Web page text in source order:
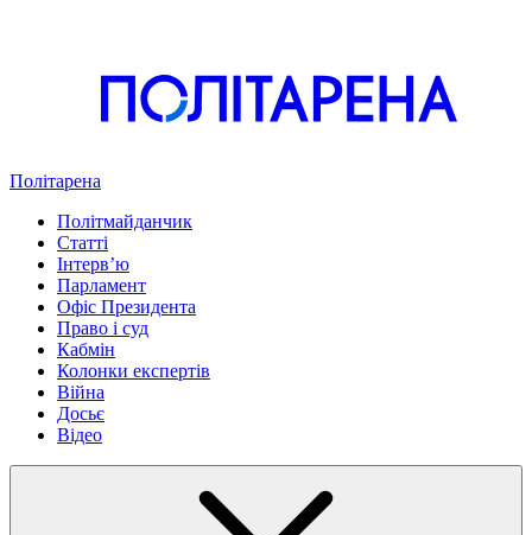
Політарена
Політмайданчик
Статті
Інтервʼю
Парламент
Офіс Президента
Право і суд
Кабмін
Колонки експертів
Війна
Досьє
Відео